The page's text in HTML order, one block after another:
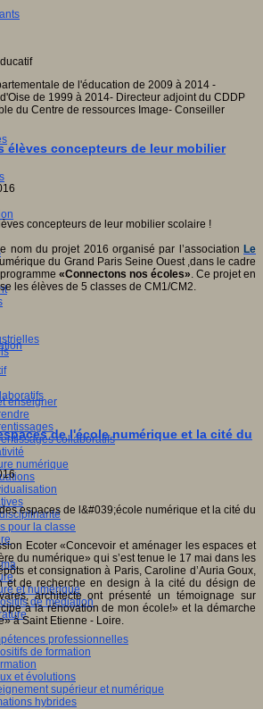
enseigner
collaboratifs
numérique
pour la classe
et numérique
de médiation
professionnelles
de formation
et évolutions
supérieur et numérique
hybrides
de l'éducation de 2009 à 2014 -
de 1999 à 2014- Directeur adjoint du CDDP
du Centre de ressources Image- Conseiller
élèves concepteurs de leur mobilier
nom du projet 2016 organisé par l’association Le
du Grand Paris Seine Ouest ,dans le cadre
«Connectons nos écoles». Ce projet en
les élèves de 5 classes de CM1/CM2.
de l'école numérique et la cité du
Ecoter «Concevoir et aménager les espaces et
du numérique» qui s’est tenue le 17 mai dans les
et consignation à Paris, Caroline d’Auria Goux,
et de recherche en design à la cité du désign de
architecte ont présenté un témoignage sur
à la rénovation de mon école!» et la démarche
à Saint Etienne - Loire.